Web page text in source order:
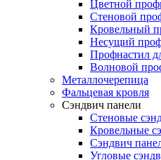
Цветной
Стеновой
Кровельный
Несущий
Профнастил
Волновой
Металлочерепица
Фальцевая кровля
Сэндвич панели
Стеновые
Кровельные
Сэндвич
Угловые